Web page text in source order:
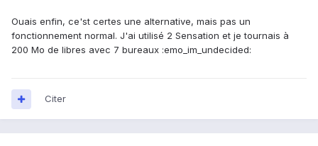
Ouais enfin, ce'st certes une alternative, mais pas un
fonctionnement normal. J'ai utilisé 2 Sensation et je tournais à
200 Mo de libres avec 7 bureaux :emo_im_undecided:
Citer